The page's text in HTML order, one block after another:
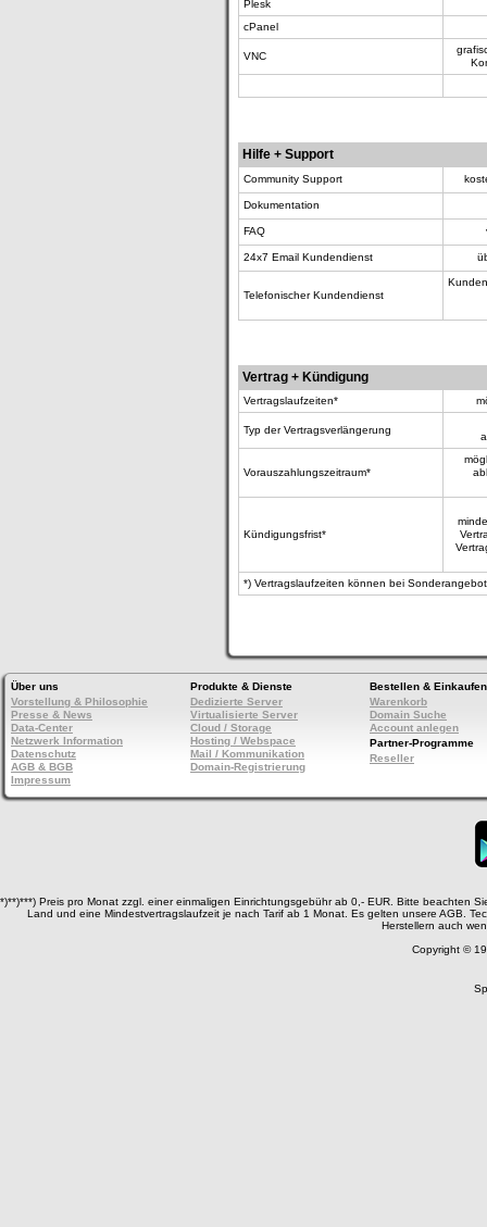
Plesk
cPanel
VNC
Hilfe + Support
Community Support
Dokumentation
FAQ
24x7 Email Kundendienst
Telefonischer Kundendienst
Vertrag + Kündigung
Vertragslaufzeiten*
Typ der Vertragsverlängerung
Vorauszahlungszeitraum*
Kündigungsfrist*
*) Vertragslaufzeiten können bei
Über uns
Vorstellung & Philosophie
Presse & News
Data-Center
Netzwerk Information
Datenschutz
AGB & BGB
Impressum
Produkte & Dienste
Dedizierte Server
Virtualisierte Server
Cloud / Storage
Hosting / Webspace
Mail / Kommunikation
Domain-Registrierung
Bestellen & Einkaufen
Warenkorb
Domain Suche
Account anlegen
Partner-Programme
Reseller
*)**)***) Preis pro Monat zzgl. einer einmaligen Einrichtungsgebühr ab 0,- EUR. Bitte beachten
Land und eine Mindestvertragslaufzeit je nach Tarif ab 1 Monat. Es gelten unsere AGB.
Herstellern auch
Copyright ©